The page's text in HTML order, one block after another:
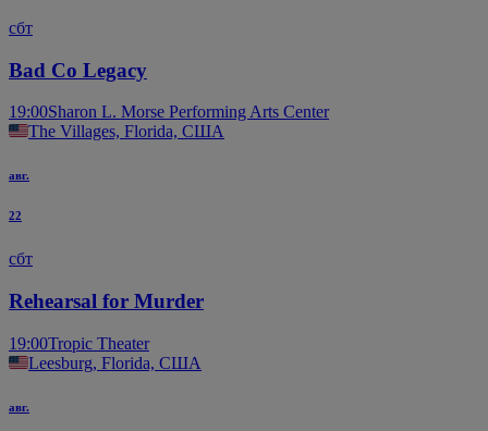
сбт
Bad Co Legacy
19:00Sharon L. Morse Performing Arts Center
The Villages, Florida, США
авг.
22
сбт
Rehearsal for Murder
19:00Tropic Theater
Leesburg, Florida, США
авг.